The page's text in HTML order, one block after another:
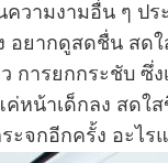
วามงามอื่น ๆ ป
อยากดูสดชื่น สด
การยกกระชับ
ค่หน้าเด็กลง สด
ะจกอีกครั้ง อะไร